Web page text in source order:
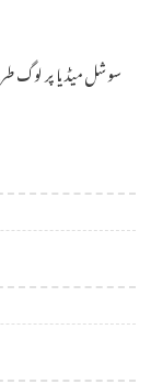
سوشل میڈیا پر لوگ